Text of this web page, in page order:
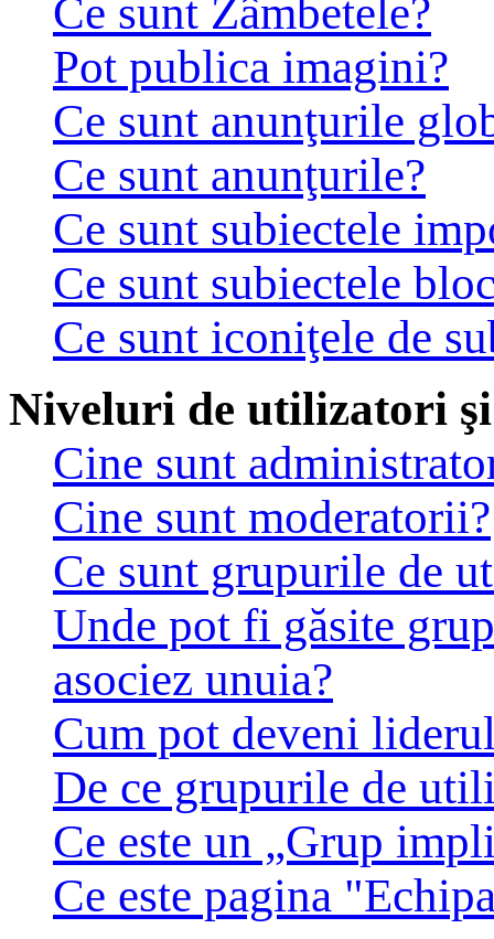
Ce sunt Zâmbetele?
Pot publica imagini?
Ce sunt anunţurile
Ce sunt anunţurile?
Ce sunt subiectele
Ce sunt subiectele
Ce sunt iconiţele de
Niveluri de utilizatori
Cine sunt
Cine sunt moderatorii?
Ce sunt grupurile de
Unde pot fi găsite
asociez unuia?
Cum pot deveni
De ce grupurile de
Ce este un „Grup
Ce este pagina